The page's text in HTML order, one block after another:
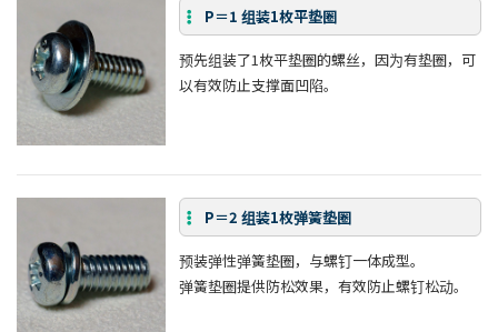
P＝1 组装1枚平垫圈
预先组装了1枚平垫圈的螺丝，因为有垫圈，可
以有效防止支撑面凹陷。
P＝2 组装1枚弹簧垫圈
预装弹性弹簧垫圈，与螺钉一体成型。
弹簧垫圈提供防松效果，有效防止螺钉松动。